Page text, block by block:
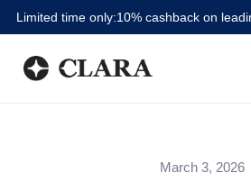
Limited time only:10% cashback on
March 3, 2026